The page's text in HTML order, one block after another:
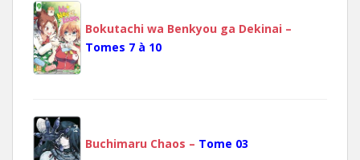
Bokutachi wa Benkyou ga Dekinai –
Tomes 7 à 10
Buchimaru Chaos – Tome 03